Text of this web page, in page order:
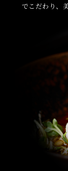
でこだわり、